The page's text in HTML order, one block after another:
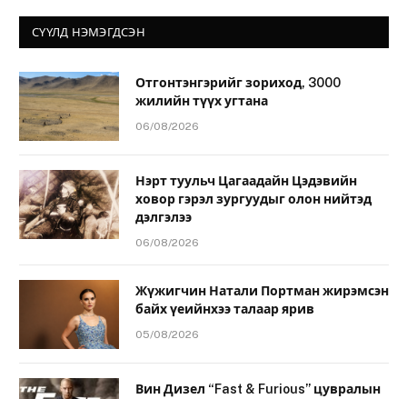
СҮҮЛД НЭМЭГДСЭН
Отгонтэнгэрийг зориход, 3000
жилийн түүх угтана
06/08/2026
Нэрт туульч Цагаадайн Цэдэвийн
ховор гэрэл зургуудыг олон нийтэд
дэлгэлээ
06/08/2026
Жүжигчин Натали Портман жирэмсэн
байх үеийнхээ талаар ярив
05/08/2026
Вин Дизел “Fast & Furious” цувралын